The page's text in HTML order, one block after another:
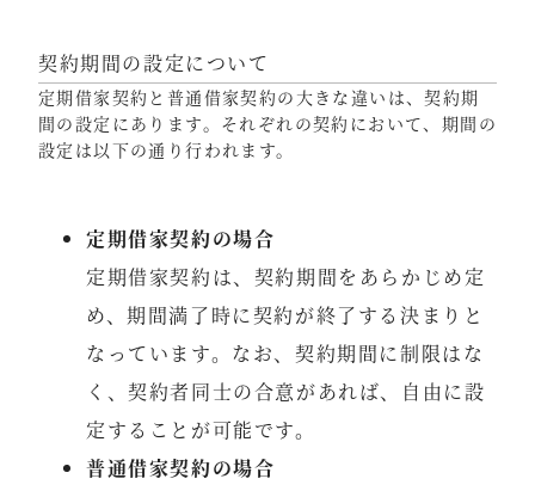
契約期間の設定について
定期借家契約と普通借家契約の大きな違いは、契約期
間の設定にあります。それぞれの契約において、期間の
設定は以下の通り行われます。
定期借家契約の場合
定期借家契約は、契約期間をあらかじめ定
め、期間満了時に契約が終了する決まりと
なっています。なお、契約期間に制限はな
く、契約者同士の合意があれば、自由に設
定することが可能です。
普通借家契約の場合